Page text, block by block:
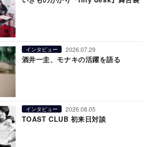
インタビュー 2026.07.29
酒井一圭、モナキの活躍を語る
インタビュー 2026.08.05
TOAST CLUB 初来日対談